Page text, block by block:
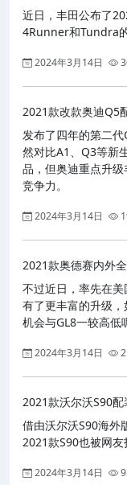
近日，丰田公布了
4Runner和Tundra的
2024年3月14日
2021款改款奥迪Q5
发布了四年的第二
然对比A1、Q3等新
品，但奥迪重点升
竞争力。
2024年3月14日
2021款奥德赛内外
不过近日，率先在
有了更丰富的升级
机会与GL8一较高低
2024年3月14日
2021款沃尔沃S90
借由沃尔沃S90海外
2021款S90也被网友
2024年3月14日